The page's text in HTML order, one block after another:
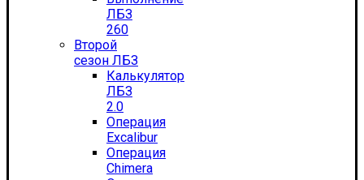
ЛБЗ
260
Второй
сезон ЛБЗ
Калькулятор
ЛБЗ
2.0
Операция
Excalibur
Операция
Chimera